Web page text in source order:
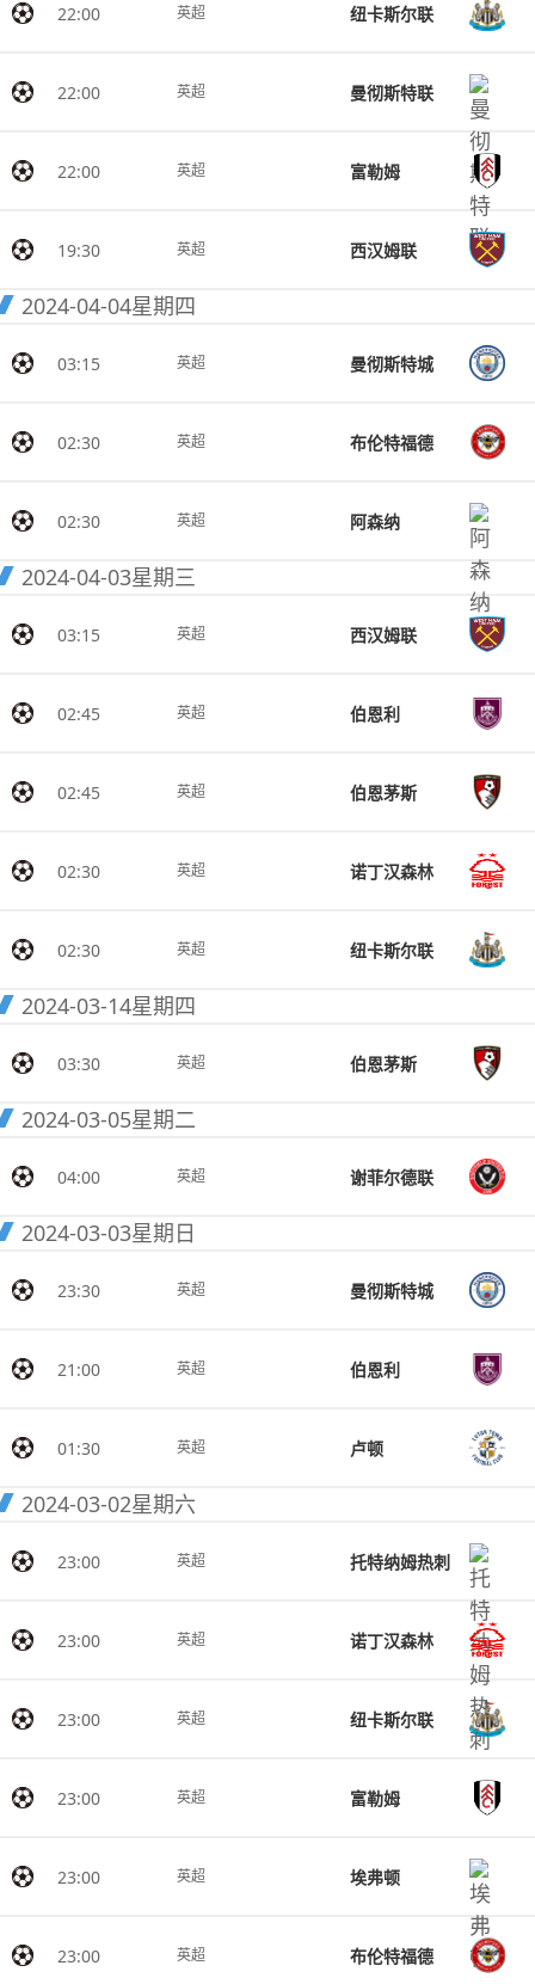
22:00 英超 纽卡斯尔联
22:00 英超 曼彻斯特联
22:00 英超 富勒姆
19:30 英超 西汉姆联
2024-04-04星期四
03:15 英超 曼彻斯特城
02:30 英超 布伦特福德
02:30 英超 阿森纳
2024-04-03星期三
03:15 英超 西汉姆联
02:45 英超 伯恩利
02:45 英超 伯恩茅斯
02:30 英超 诺丁汉森林
02:30 英超 纽卡斯尔联
2024-03-14星期四
03:30 英超 伯恩茅斯
2024-03-05星期二
04:00 英超 谢菲尔德联
2024-03-03星期日
23:30 英超 曼彻斯特城
21:00 英超 伯恩利
01:30 英超 卢顿
2024-03-02星期六
23:00 英超 托特纳姆热刺
23:00 英超 诺丁汉森林
23:00 英超 纽卡斯尔联
23:00 英超 富勒姆
23:00 英超 埃弗顿
23:00 英超 布伦特福德